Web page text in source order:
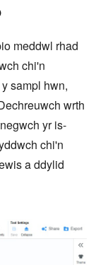
meddwl rhad
chi'n
sampl hwn,
wrth
yr is-
chi'n
a ddylid